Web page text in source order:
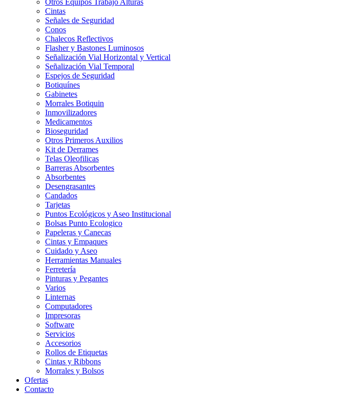
Otros Equipos Trabajo Alturas
Cintas
Señales de Seguridad
Conos
Chalecos Reflectivos
Flasher y Bastones Luminosos
Señalización Vial Horizontal y Vertical
Señalización Vial Temporal
Espejos de Seguridad
Botiquínes
Gabinetes
Morrales Botiquin
Inmovilizadores
Medicamentos
Bioseguridad
Otros Primeros Auxilios
Kit de Derrames
Telas Oleofilicas
Barreras Absorbentes
Absorbentes
Desengrasantes
Candados
Tarjetas
Puntos Ecológicos y Aseo Institucional
Bolsas Punto Ecologico
Papeleras y Canecas
Cintas y Empaques
Cuidado y Aseo
Herramientas Manuales
Ferretería
Pinturas y Pegantes
Varios
Linternas
Computadores
Impresoras
Software
Servicios
Accesorios
Rollos de Etiquetas
Cintas y Ribbons
Morrales y Bolsos
Ofertas
Contacto